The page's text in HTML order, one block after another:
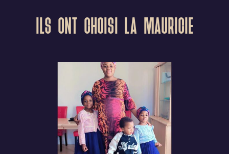
ILS ONT CHOISI LA MAURICIE